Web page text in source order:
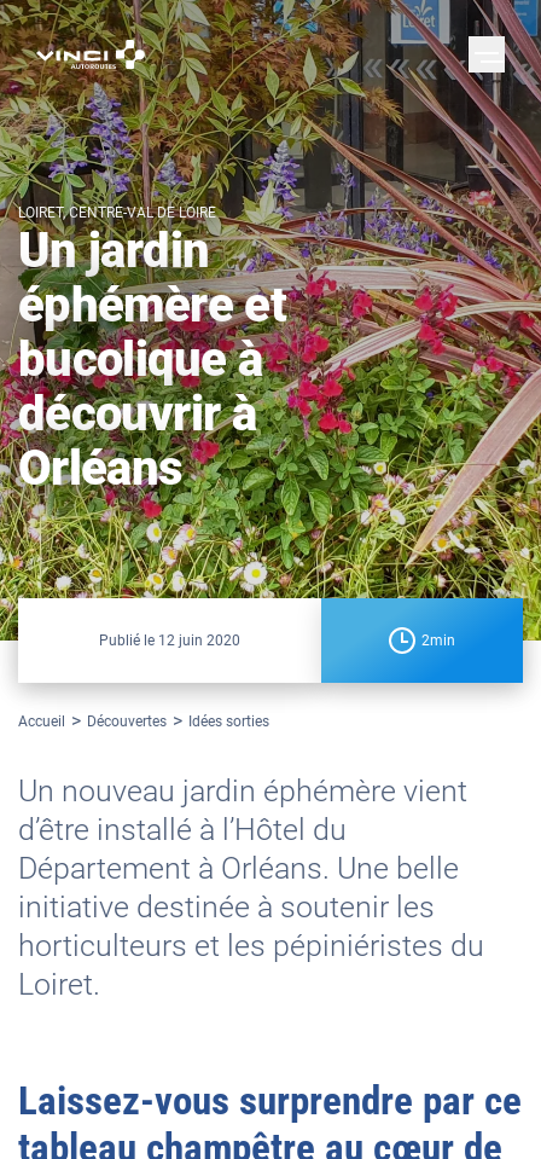
LOIRET, CENTRE-VAL DE LOIRE
Un jardin
éphémère et
bucolique à
découvrir à
Orléans
Publié le 12 juin 2020 2min
Accueil Découvertes Idées sorties
Un nouveau jardin éphémère vient
d’être installé à l’Hôtel du
Département à Orléans. Une belle
initiative destinée à soutenir les
horticulteurs et les pépiniéristes du
Loiret.
Laissez-vous surprendre par ce
tableau champêtre au cœur de